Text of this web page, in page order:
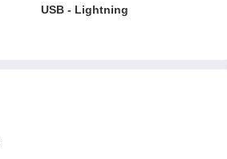
USB - Lightning